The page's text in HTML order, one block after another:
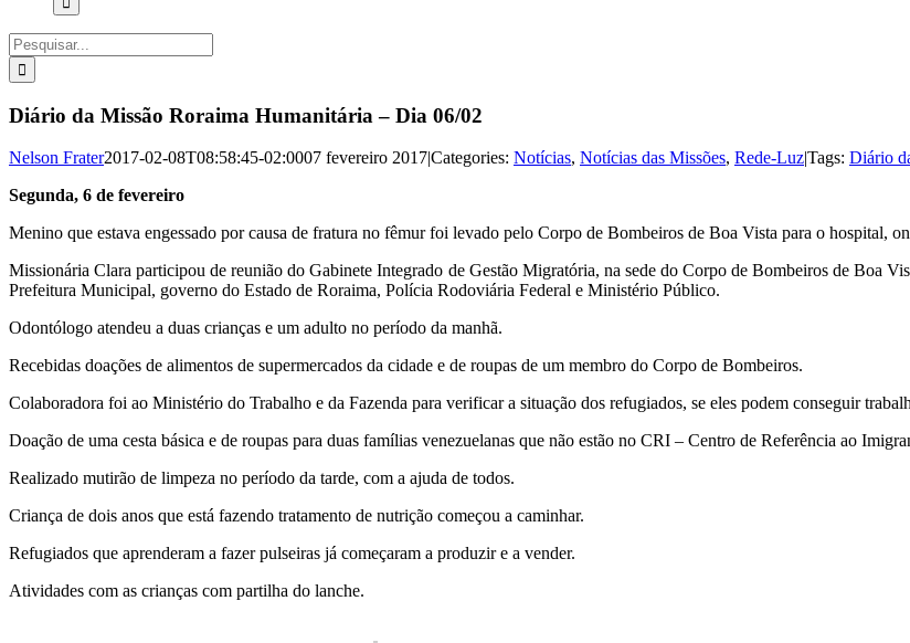
para:
Buscar
resultados
para:
Diário da Missão Roraima Humanitária – Dia 06/02
Nelson Frater2017-02-08T08:58:45-02:0007 fevereiro 2017|Categories: Notícias, Notícias das Missões, Rede-Luz|Tags: Diário
Segunda, 6 de fevereiro
Menino que estava engessado por causa de fratura no fêmur foi levado pelo Corpo de Bombeiros de Boa Vista para o hospital,
Missionária Clara participou de reunião do Gabinete Integrado de Gestão Migratória, na sede do Corpo de Bombeiros de Boa
Prefeitura Municipal, governo do Estado de Roraima, Polícia Rodoviária Federal e Ministério Público.
Odontólogo atendeu a duas crianças e um adulto no período da manhã.
Recebidas doações de alimentos de supermercados da cidade e de roupas de um membro do Corpo de Bombeiros.
Colaboradora foi ao Ministério do Trabalho e da Fazenda para verificar a situação dos refugiados, se eles podem conseguir
Doação de uma cesta básica e de roupas para duas famílias venezuelanas que não estão no CRI – Centro de Referência ao
Realizado mutirão de limpeza no período da tarde, com a ajuda de todos.
Criança de dois anos que está fazendo tratamento de nutrição começou a caminhar.
Refugiados que aprenderam a fazer pulseiras já começaram a produzir e a vender.
Atividades com as crianças com partilha do lanche.